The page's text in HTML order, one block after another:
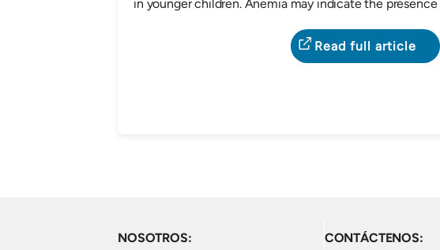
in younger children. Anemia may indicate the
Read full article
NOSOTROS: CONTÁCTENOS: